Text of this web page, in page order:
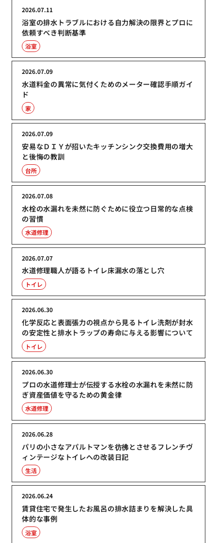
浴室の排水トラブルにおける自力解決の限界とプロに
依頼すべき判断基準
2026.07.11
浴室
水道料金の異常に気付くためのメーター確認手順ガイ
ド
2026.07.09
家
安易なＤＩＹが招いたキッチンシンク交換費用の増大
と後悔の教訓
2026.07.09
台所
水栓の水漏れを未然に防ぐために役立つ日常的な点検
の習慣
2026.07.08
水道修理
水道修理職人が語るトイレ床漏水の落とし穴
2026.07.07
トイレ
化学反応と表面張力の視点から見るトイレ洗剤が封水
の安定性と排水トラップの寿命に与える影響について
2026.06.30
トイレ
プロの水道修理士が伝授する水栓の水漏れを未然に防
ぎ資産価値を守るための黄金律
2026.06.30
水道修理
パリの小さなアパルトマンを彷彿とさせるフレンチヴ
ィンテージなトイレへの改装日記
2026.06.28
生活
賃貸住宅で発生したお風呂の排水詰まりを解決した具
体的な事例
2026.06.24
浴室